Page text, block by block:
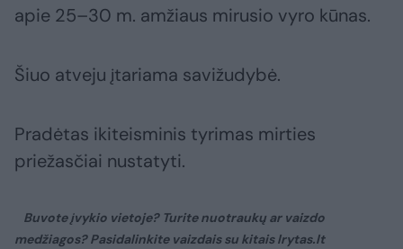
apie 25–30 m. amžiaus mirusio vyro kūnas.
Šiuo atveju įtariama savižudybė.
Pradėtas ikiteisminis tyrimas mirties
priežasčiai nustatyti.
Buvote įvykio vietoje? Turite nuotraukų ar vaizdo
medžiagos? Pasidalinkite vaizdais su kitais lrytas.lt